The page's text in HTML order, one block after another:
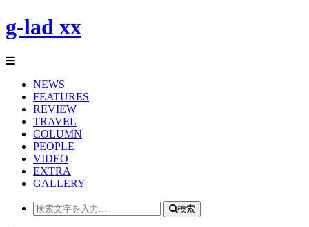
g-lad xx
NEWS
FEATURES
REVIEW
TRAVEL
COLUMN
PEOPLE
VIDEO
EXTRA
GALLERY
検索